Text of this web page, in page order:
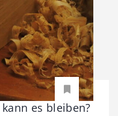
es bleiben?